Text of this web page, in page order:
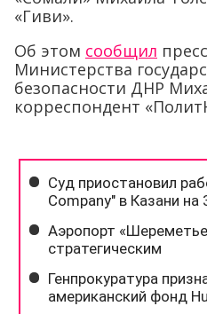
«Гиви».
Об этом сообщил
Министерства
безопасности ДНР
корреспондент